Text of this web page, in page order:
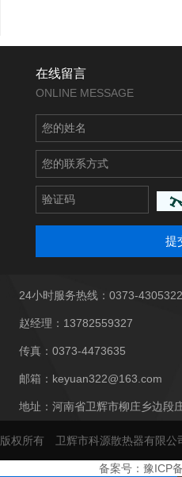
在线留言
ONLINE MESSAGE
提
24小时服务热线：0373-4305322
赵经理：13782559327
传真：0373-4473635
邮箱：keyuan322@163.com
地址：河南省卫辉市柳庄乡边段
版权所有 卫辉市科源散热器有限
备案号：豫ICP